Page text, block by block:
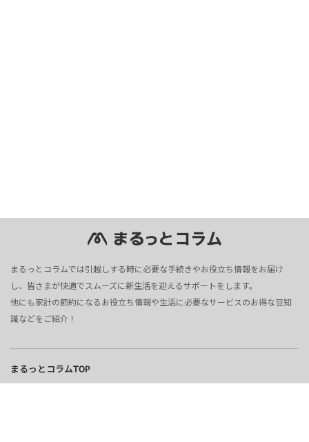
まるっとコラムでは引越しする時に必要な手続きやお役立ち情報をお届け
し、皆さまが快適でスムーズに新生活を迎えるサポートをします。
他にも家計の節約になるお役立ち情報や生活に必要なサービスのお得な豆知
識などをご紹介！
まるっとコラムTOP